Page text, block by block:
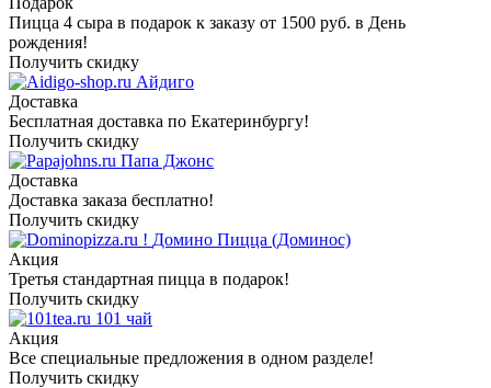
Пицца 4 сыра в подарок к заказу от 1500 руб. в День
рождения!
Получить скидку
Айдиго
Доставка
Бесплатная доставка по Екатеринбургу!
Получить скидку
Папа Джонс
Доставка
Доставка заказа бесплатно!
Получить скидку
Домино Пицца (Доминос)
Акция
Третья стандартная пицца в подарок!
Получить скидку
101 чай
Акция
Все специальные предложения в одном разделе!
Получить скидку